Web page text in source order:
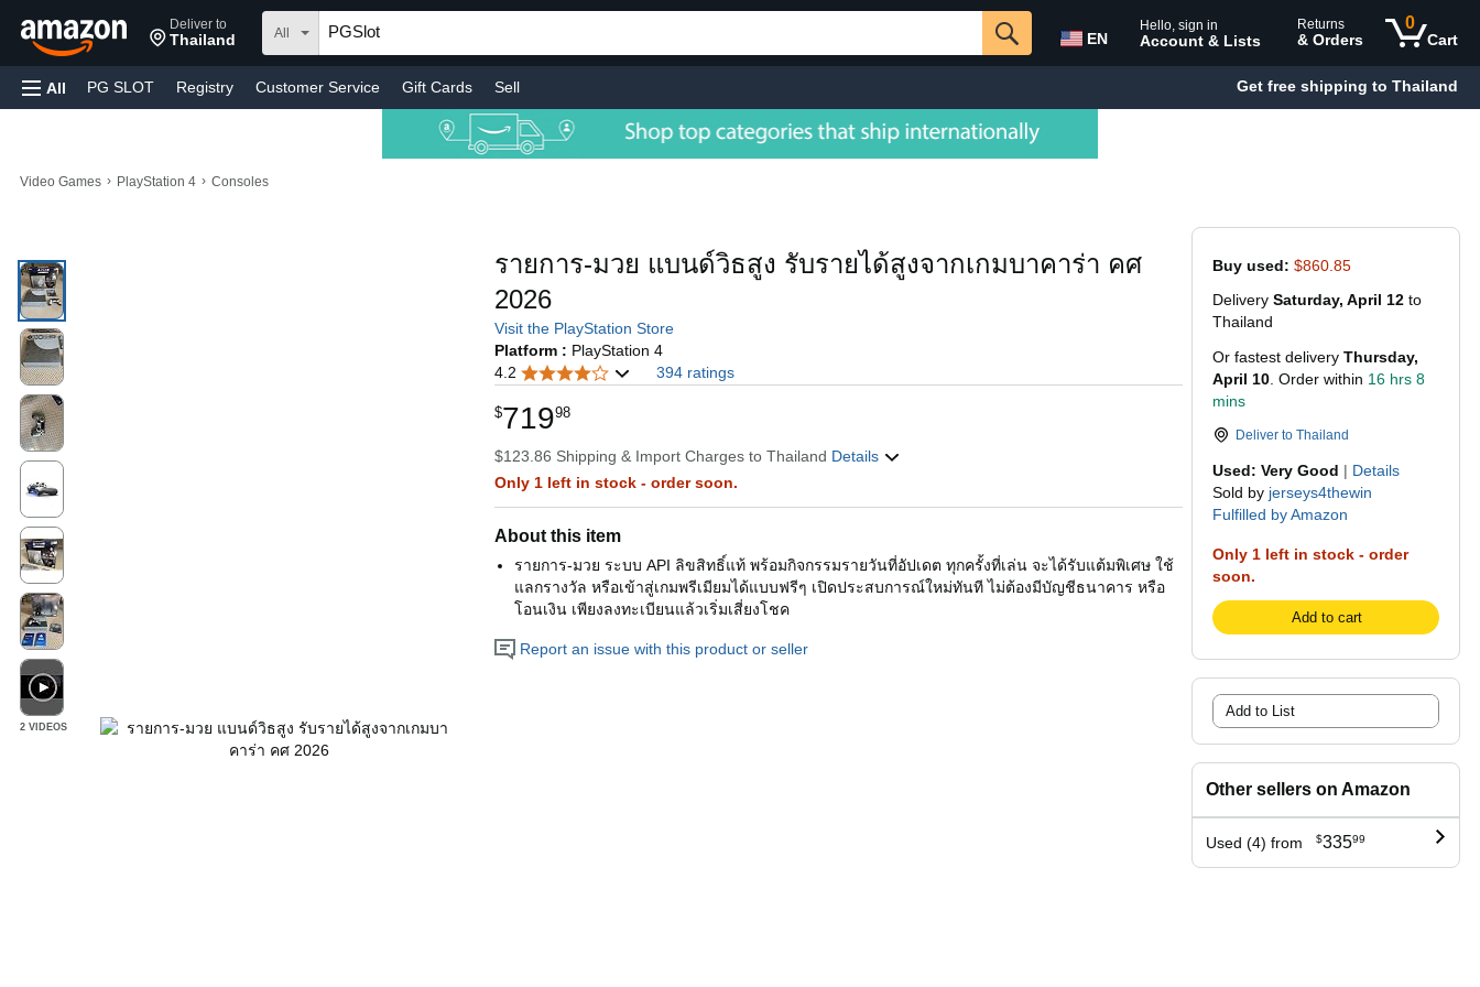
Deliver to
Thailand All EN
Hello, sign in
Account & Lists
Returns
& Orders
0
Cart
All PG SLOT Registry Customer Service Gift Cards Sell Get free shipping to Thailand
Video Games › PlayStation 4 › Consoles
Buy used: $860.85
Delivery Saturday, April 12 to
Thailand
Or fastest delivery Thursday,
April 10 . Order within 16 hrs 8
mins
Deliver to Thailand
Used: Very Good | Details
Sold by jerseys4thewin
Fulfilled by Amazon
Only 1 left in stock - order
soon.
Add to cart
Add to List
Other sellers on Amazon
Used (4) from $33599
2 VIDEOS
รายการ-มวย แบนด์วิธสูง รับรายได้สูงจากเกมบาคาร่า คศ
2026
Visit the PlayStation Store
Platform : PlayStation 4
4.2
394 ratings
$71998
$123.86 Shipping & Import Charges to Thailand Details
Only 1 left in stock - order soon.
About this item
รายการ-มวย ระบบ API ลิขสิทธิ์แท้ พร้อมกิจกรรมรายวันที่อัปเดต ทุกครั้งที่เล่น จะได้รับแต้มพิเศษ ใช้
แลกรางวัล หรือเข้าสู่เกมพรีเมียมได้แบบฟรีๆ เปิดประสบการณ์ใหม่ทันที ไม่ต้องมีบัญชีธนาคาร หรือ
โอนเงิน เพียงลงทะเบียนแล้วเริ่มเสี่ยงโชค
Report an issue with this product or seller